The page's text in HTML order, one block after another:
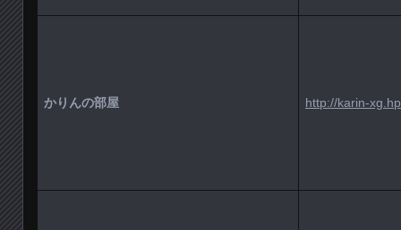
かりんの部屋 http://karin-